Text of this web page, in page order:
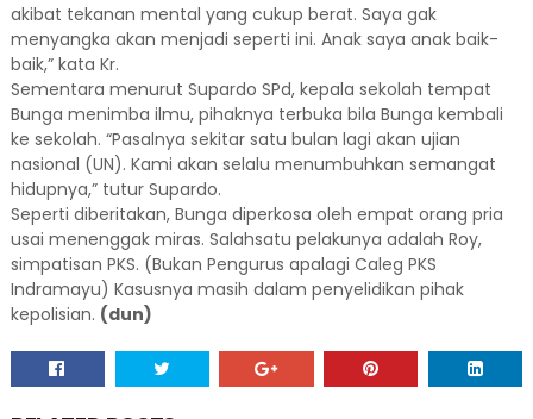
akibat tekanan mental yang cukup berat. Saya gak
menyangka akan menjadi seperti ini. Anak saya anak baik-
baik,” kata Kr.
Sementara menurut Supardo SPd, kepala sekolah tempat
Bunga menimba ilmu, pihaknya terbuka bila Bunga kembali
ke sekolah. “Pasalnya sekitar satu bulan lagi akan ujian
nasional (UN). Kami akan selalu menumbuhkan semangat
hidupnya,” tutur Supardo.
Seperti diberitakan, Bunga diperkosa oleh empat orang pria
usai menenggak miras. Salahsatu pelakunya adalah Roy,
simpatisan PKS. (Bukan Pengurus apalagi Caleg PKS
Indramayu) Kasusnya masih dalam penyelidikan pihak
kepolisian. (dun)